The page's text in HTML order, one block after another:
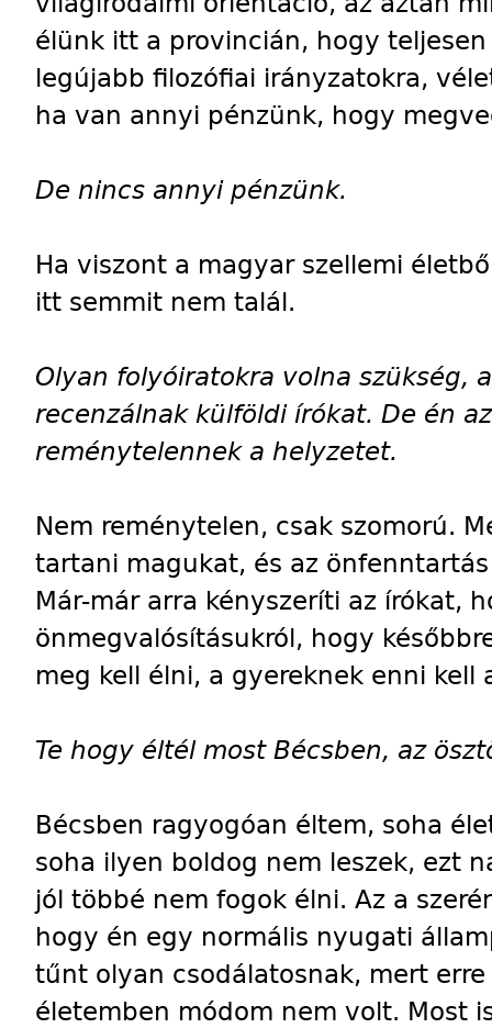
élünk itt a provincián, hogy
legújabb filozófiai irányzatokra,
ha van annyi pénzünk, hogy
De nincs annyi pénzünk.
Ha viszont a magyar szellemi
itt semmit nem talál.
Olyan folyóiratokra volna szükség,
recenzálnak külföldi írókat. De én
reménytelennek a helyzetet.
Nem reménytelen, csak szomorú.
tartani magukat, és az
Már-már arra kényszeríti az írókat,
önmegvalósításukról, hogy
meg kell élni, a gyereknek enni kell
Te hogy éltél most Bécsben, az
Bécsben ragyogóan éltem, soha
soha ilyen boldog nem leszek, ezt
jól többé nem fogok élni. Az a
hogy én egy normális nyugati
tűnt olyan csodálatosnak, mert
életemben módom nem volt. Most